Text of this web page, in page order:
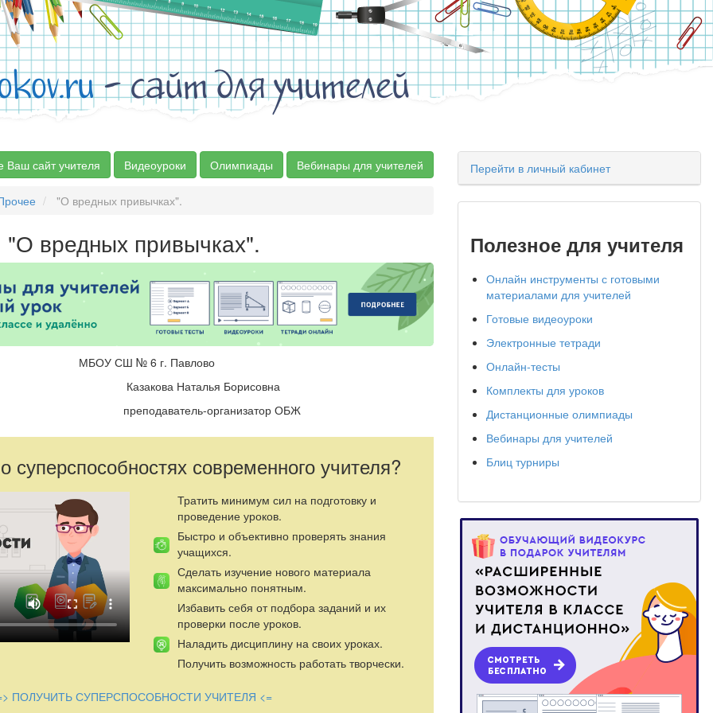
- сайт для учителей
Ваш сайт учителя Видеоуроки Олимпиады Вебинары для учителей
"О вредных привычках".
"О вредных привычках".
6 г. Павлово
Борисовна
организатор ОБЖ
отношения к курению.
о причинах и последствиях табакокурении.
отказа от предложений попробовать курить.
предложенной информации.
материал по заданной теме (стихи, информация из медицинской литературы и
и стенгазеты на тему классного часа.
изменение, которое произошло бы во всей жизни людской, если
суперспособностях современного учителя?
Тратить минимум сил на подготовку и
проведение уроков.
Быстро и объективно проверять знания
учащихся.
Сделать изучение нового материала
максимально понятным.
Избавить себя от подбора заданий и их
проверки после уроков.
Наладить дисциплину на своих уроках.
Получить возможность работать творчески.
ПОЛУЧИТЬ СУПЕРСПОСОБНОСТИ УЧИТЕЛЯ <=
Перейти в личный кабинет
Полезное для учителя
Онлайн инструменты с готовыми
материалами для учителей
Готовые видеоуроки
Электронные тетради
Онлайн-тесты
Комплекты для уроков
Дистанционные олимпиады
Вебинары для учителей
Блиц турниры